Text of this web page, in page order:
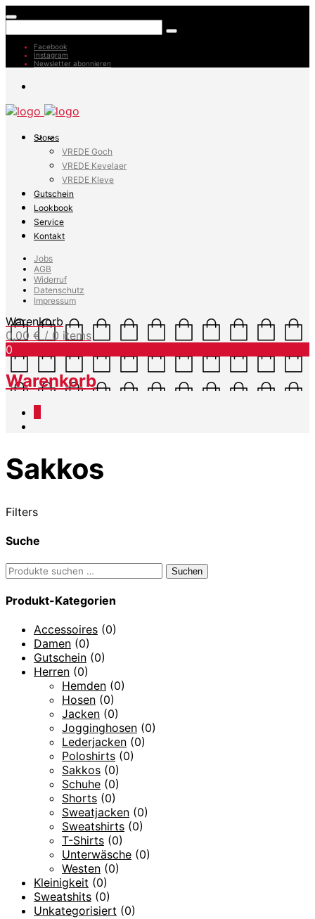
Facebook
Instagram
Newsletter abonnieren
Stores
VREDE Goch
VREDE Kevelaer
VREDE Kleve
Gutschein
Lookbook
Service
Kontakt
Jobs
AGB
Widerruf
Datenschutz
Impressum
Warenkorb
0,00 € / 0 items
0
Warenkorb
Sakkos
Filters
Suche
Suchen
nach:
Suchen
Produkt-Kategorien
Accessoires (0)
Damen (0)
Gutschein (0)
Herren (0)
Hemden (0)
Hosen (0)
Jacken (0)
Jogginghosen (0)
Lederjacken (0)
Poloshirts (0)
Sakkos (0)
Schuhe (0)
Shorts (0)
Sweatjacken (0)
Sweatshirts (0)
T-Shirts (0)
Unterwäsche (0)
Westen (0)
Kleinigkeit (0)
Sweatshits (0)
Unkategorisiert (0)